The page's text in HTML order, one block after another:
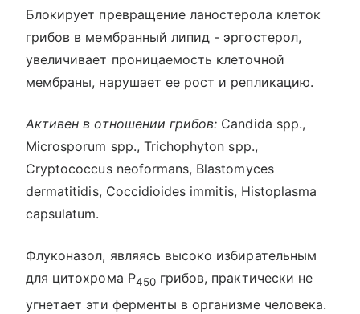
Блокирует превращение ланостерола клеток
грибов в мембранный липид - эргостерол,
увеличивает проницаемость клеточной
мембраны, нарушает ее рост и репликацию.
Активен в отношении грибов: Candida spp.,
Microsporum spp., Trichophyton spp.,
Cryptococcus neoformans, Blastomyces
dermatitidis, Coccidioides immitis, Histoplasma
capsulatum.
Флуконазол, являясь высоко избирательным
для цитохрома Р450грибов, практически не
угнетает эти ферменты в организме человека.